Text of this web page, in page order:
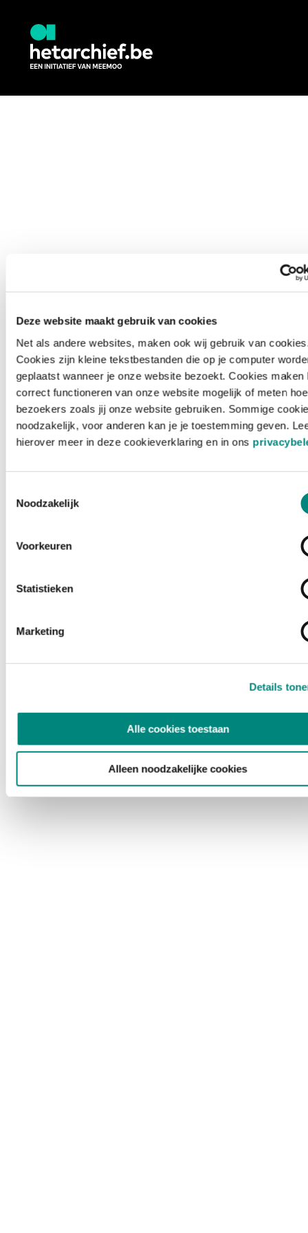
Deze website maakt gebruik van cookies
Net als andere websites, maken ook wij gebruik van
Cookies zijn kleine tekstbestanden die op je computer
geplaatst wanneer je onze website bezoekt. Cookies maken
correct functioneren van onze website mogelijk of meten hoe
bezoekers zoals jij onze website gebruiken. Sommige
noodzakelijk, voor anderen kan je je toestemming geven.
hierover meer in deze cookieverklaring en in ons
Noodzakelijk
Voorkeuren
Statistieken
Marketing
Details
Alle cookies toestaan
Alleen noodzakelijke cookies